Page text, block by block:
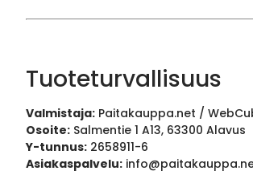
Tuoteturvallisuus
Valmistaja: Paitakauppa.net /
Osoite: Salmentie 1 A13, 63300 Alavus
Y-tunnus: 2658911-6
Asiakaspalvelu: